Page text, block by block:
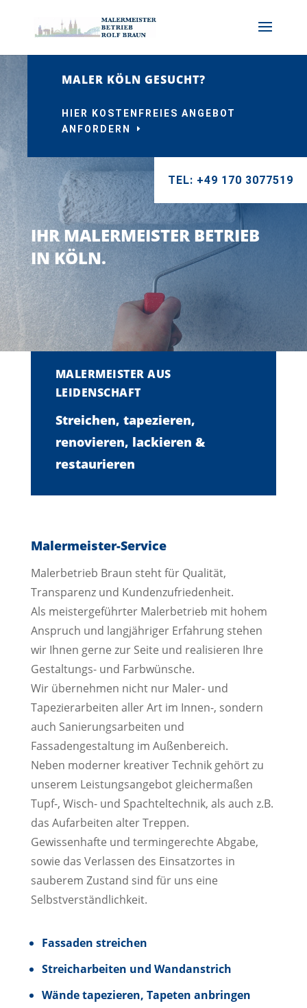
MALER KÖLN GESUCHT?
HIER KOSTENFREIES ANGEBOT
ANFORDERN
TEL: +49 170 3077519
IHR MALERMEISTER BETRIEB
IN KÖLN.
MALERMEISTER AUS
LEIDENSCHAFT
Streichen, tapezieren,
renovieren, lackieren &
restaurieren
Malermeister-Service
Malerbetrieb Braun steht für Qualität,
Transparenz und Kundenzufriedenheit.
Als meistergeführter Malerbetrieb mit hohem
Anspruch und langjähriger Erfahrung stehen
wir Ihnen gerne zur Seite und realisieren Ihre
Gestaltungs- und Farbwünsche.
Wir übernehmen nicht nur Maler- und
Tapezierarbeiten aller Art im Innen-, sondern
auch Sanierungsarbeiten und
Fassadengestaltung im Außenbereich.
Neben moderner kreativer Technik gehört zu
unserem Leistungsangebot gleichermaßen
Tupf-, Wisch- und Spachteltechnik, als auch z.B.
das Aufarbeiten alter Treppen.
Gewissenhafte und termingerechte Abgabe,
sowie das Verlassen des Einsatzortes in
sauberem Zustand sind für uns eine
Selbstverständlichkeit.
Fassaden streichen
Streicharbeiten und Wandanstrich
Wände tapezieren, Tapeten anbringen